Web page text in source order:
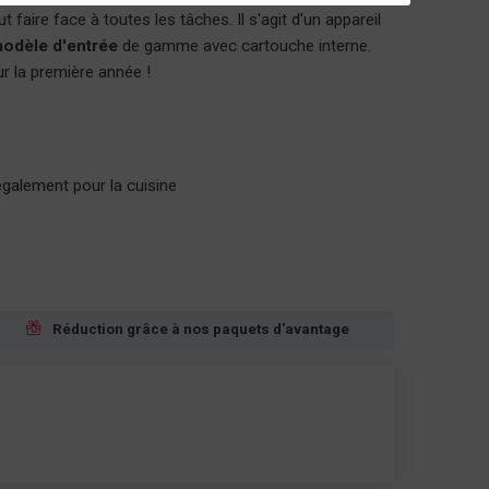
faire face à toutes les tâches. Il s'agit d'un appareil
d'entrée de gamme avec cartouche interne.
la première année !
pour la cuisine
Réduction grâce à nos paquets d'avantage